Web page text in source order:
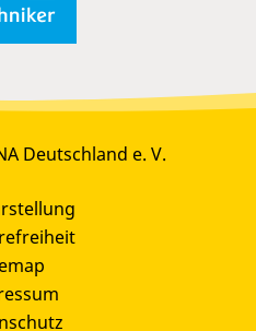
Deutschland e. V.